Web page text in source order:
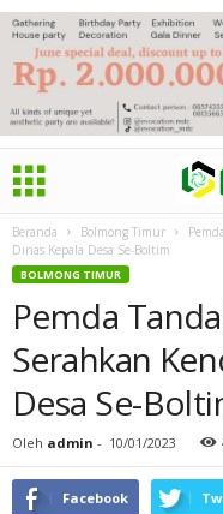
Beranda Bolmong Timur
Dinas Kepala Desa Se-Boltim
BOLMONG TIMUR
Pemda
Serahkan
Desa Se-
Oleh admin - 10/01/2023
Facebook